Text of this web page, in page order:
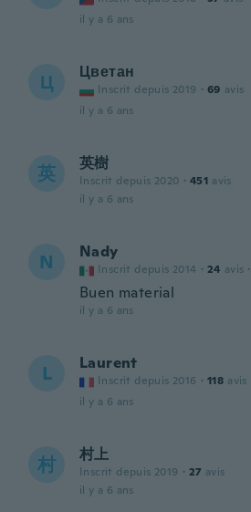
il y a 6 ans
Ц Цветан
Inscrit depuis 2019 · 69 avis
il y a 6 ans
英 英樹
Inscrit depuis 2020 · 451 avis
il y a 6 ans
N Nady
Inscrit depuis 2014 · 24 avis ·
Buen material
il y a 6 ans
L Laurent
Inscrit depuis 2016 · 118 avis
il y a 6 ans
村 村上
Inscrit depuis 2019 · 27 avis
il y a 6 ans